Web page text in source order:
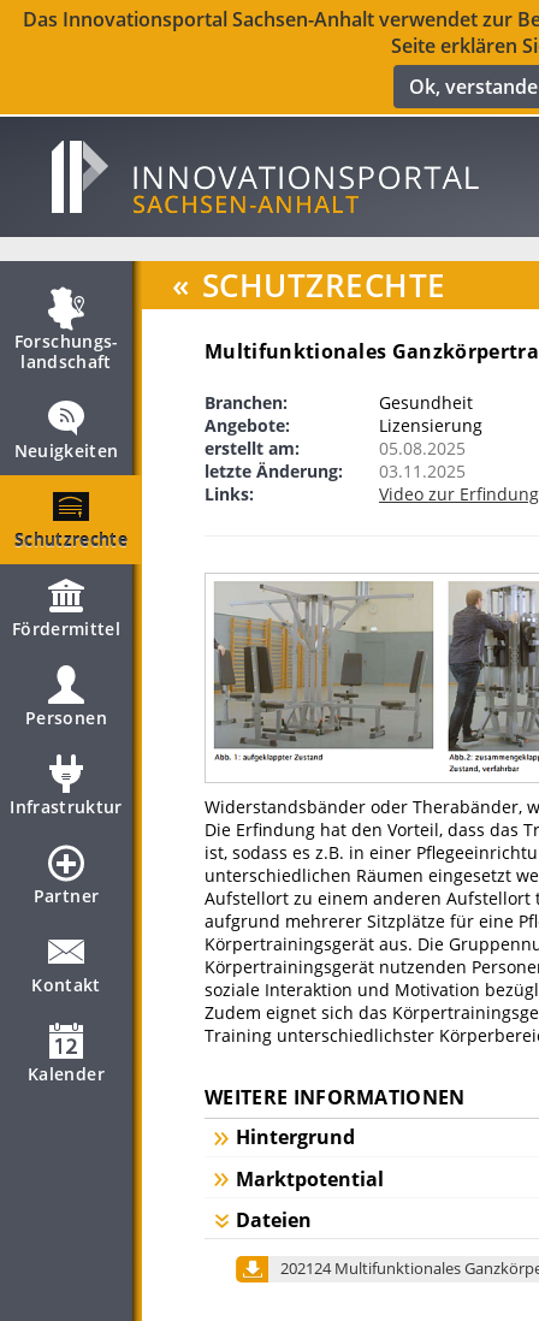
Das Innovationsportal Sachsen-Anhalt verwendet zur
Seite erklären
Ok,
Forschungs­
landschaft
Neuigkeiten
Schutzrechte
Fördermittel
Personen
Infrastruktur
Partner
Kontakt
Kalender
« SCHUTZRECHTE
Multifunktionales
Branchen:
Gesundheit
Angebote:
Lizensierung
erstellt am:
05.08.2025
letzte Änderung:
03.11.2025
Links:
Video zur Erfindung
Widerstandsbänder oder Therabänder,
Die Erfindung hat den Vorteil, dass das
ist, sodass es z.B. in einer
unterschiedlichen Räumen eingesetzt
Aufstellort zu einem anderen
aufgrund mehrerer Sitzplätze für eine
Körpertrainingsgerät aus. Die
Körpertrainingsgerät nutzenden
soziale Interaktion und Motivation
Zudem eignet sich das
Training unterschiedlichster
WEITERE INFORMATIONEN
Hintergrund
Marktpotential
Dateien
202124 Multifunktionales